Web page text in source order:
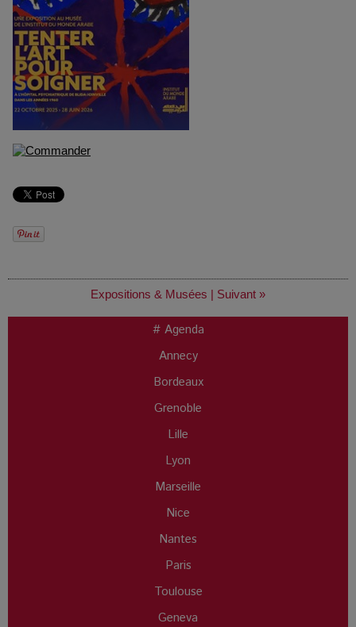
Expositions & Musées | Suivant »
# Agenda
Annecy
Bordeaux
Grenoble
Lille
Lyon
Marseille
Nice
Nantes
Paris
Toulouse
Geneva